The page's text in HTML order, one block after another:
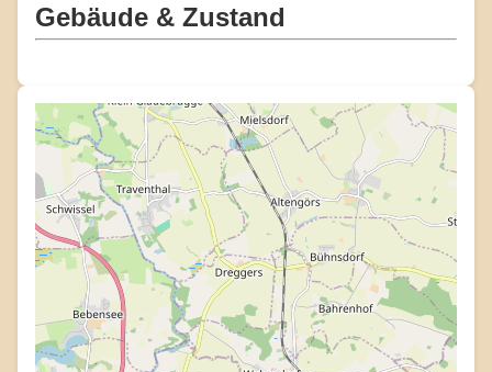
Gebäude & Zustand